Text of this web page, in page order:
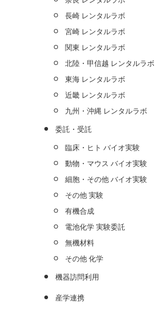
長崎 レンタルラボ
宮崎 レンタルラボ
関東 レンタルラボ
北陸・甲信越 レンタルラボ
東海 レンタルラボ
近畿 レンタルラボ
九州・沖縄 レンタルラボ
委託・受託
臨床・ヒト バイオ実験
動物・マウス バイオ実験
細胞・その他 バイオ実験
その他 実験
有機合成
電池化学 実験委託
無機材料
その他 化学
機器訪問利用
産学連携